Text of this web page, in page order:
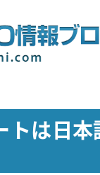
トは日